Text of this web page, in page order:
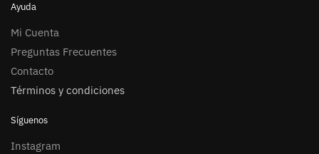
Ayuda
Mi Cuenta
Preguntas Frecuentes
Contacto
Términos y condiciones
Síguenos
Instagram